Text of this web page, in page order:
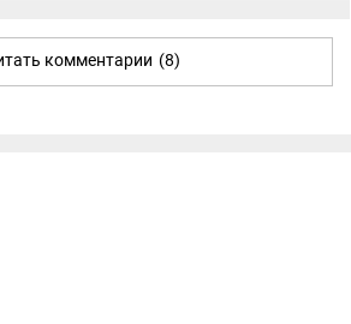
комментарии (8)